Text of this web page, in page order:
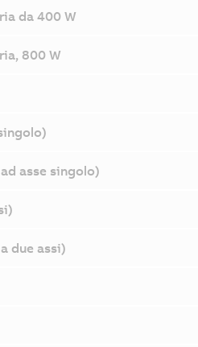
da 400 W
800 W
asse singolo)
due assi)